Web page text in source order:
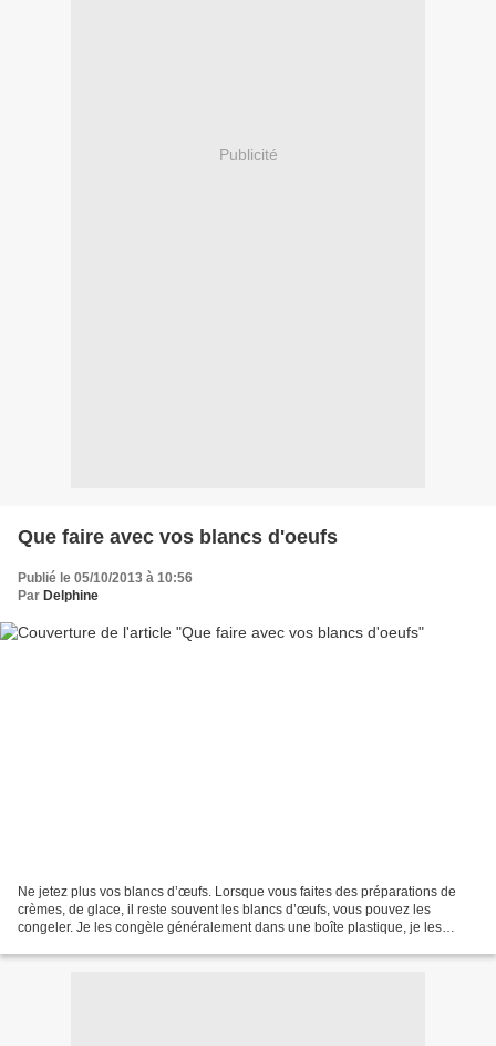
Publicité
Que faire avec vos blancs d'oeufs
Publié le 05/10/2013 à 10:56
Par Delphine
Ne jetez plus vos blancs d’œufs. Lorsque vous faites des préparations de
crèmes, de glace, il reste souvent les blancs d’œufs, vous pouvez les
congeler. Je les congèle généralement dans une boîte plastique, je les